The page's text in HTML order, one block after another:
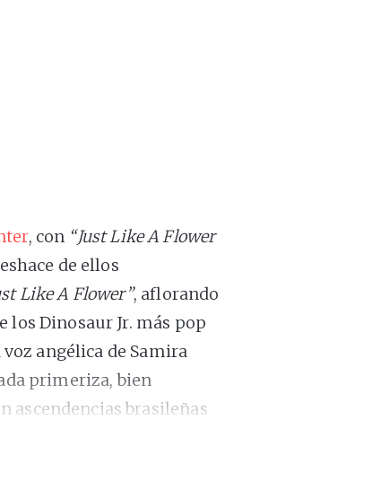
, con “Just Like A Flower
de ellos
Like A Flower”, aflorando
los Dinosaur Jr. más pop
angélica de Samira
primeriza, bien
ascendencias brasileñas